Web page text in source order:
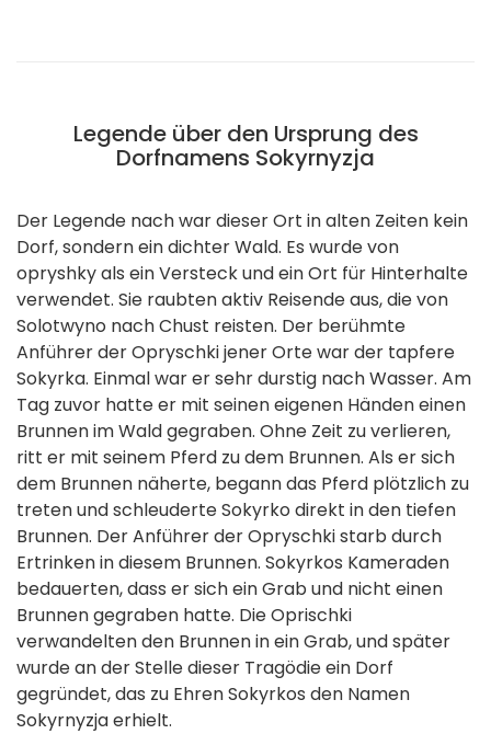
Legende über den Ursprung des
Dorfnamens Sokyrnyzja
Der Legende nach war dieser Ort in alten Zeiten kein
Dorf, sondern ein dichter Wald. Es wurde von
opryshky als ein Versteck und ein Ort für Hinterhalte
verwendet. Sie raubten aktiv Reisende aus, die von
Solotwyno nach Chust reisten. Der berühmte
Anführer der Opryschki jener Orte war der tapfere
Sokyrka. Einmal war er sehr durstig nach Wasser. Am
Tag zuvor hatte er mit seinen eigenen Händen einen
Brunnen im Wald gegraben. Ohne Zeit zu verlieren,
ritt er mit seinem Pferd zu dem Brunnen. Als er sich
dem Brunnen näherte, begann das Pferd plötzlich zu
treten und schleuderte Sokyrko direkt in den tiefen
Brunnen. Der Anführer der Opryschki starb durch
Ertrinken in diesem Brunnen. Sokyrkos Kameraden
bedauerten, dass er sich ein Grab und nicht einen
Brunnen gegraben hatte. Die Oprischki
verwandelten den Brunnen in ein Grab, und später
wurde an der Stelle dieser Tragödie ein Dorf
gegründet, das zu Ehren Sokyrkos den Namen
Sokyrnyzja erhielt.